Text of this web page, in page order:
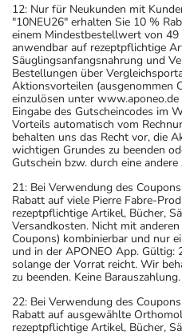
12: Nur für Neukunden mit
"10NEU26" erhalten Sie 10 %
einem Mindestbestellwert von
anwendbar auf rezeptpflichtige
Säuglingsanfangsnahrung und
Bestellungen über
Aktionsvorteilen (ausgenommen
einzulösen unter
Eingabe des Gutscheincodes im
Vorteils automatisch vom
behalten uns das Recht vor, die
wichtigen Grundes zu beenden
Gutschein bzw. durch eine
21: Bei Verwendung des
Rabatt auf viele Pierre Fabre-
rezeptpflichtige Artikel, Bücher,
Versandkosten. Nicht mit
Coupons) kombinierbar und nur
und in der APONEO App. Gültig:
solange der Vorrat reicht. Wir
zu beenden. Keine Barauszahlung.
22: Bei Verwendung des
Rabatt auf ausgewählte
rezeptpflichtige Artikel, Bücher,